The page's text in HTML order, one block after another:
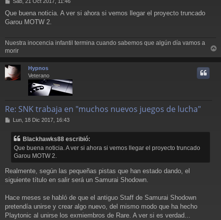
n
s
e
Que buena noticia. A ver si ahora si vemos llegar el proyecto truncado
Garou MOTW 2.
Nuestra inocencia infantil termina cuando sabemos que algún día vamos a
morir
r
Hypnos
Veterano
Re: SNK trabaja en "muchos nuevos juegos de lucha"
M
e
Lun, 18 Dic 2017, 16:43
Blackhawks88 escribió:
Que buena noticia. A ver si ahora si vemos llegar el proyecto truncado
Garou MOTW 2.
Realmente, según las pequeñas pistas que han estado dando, el
siguiente título en salir será un Samurai Shodown.
Hace meses se habló de que el antiguo Staff de Samurai Shodown
pretendía unirse y crear algo nuevo, del mismo modo que ha hecho
Playtonic al unirse los exmiembros de Rare. A ver si es verdad...